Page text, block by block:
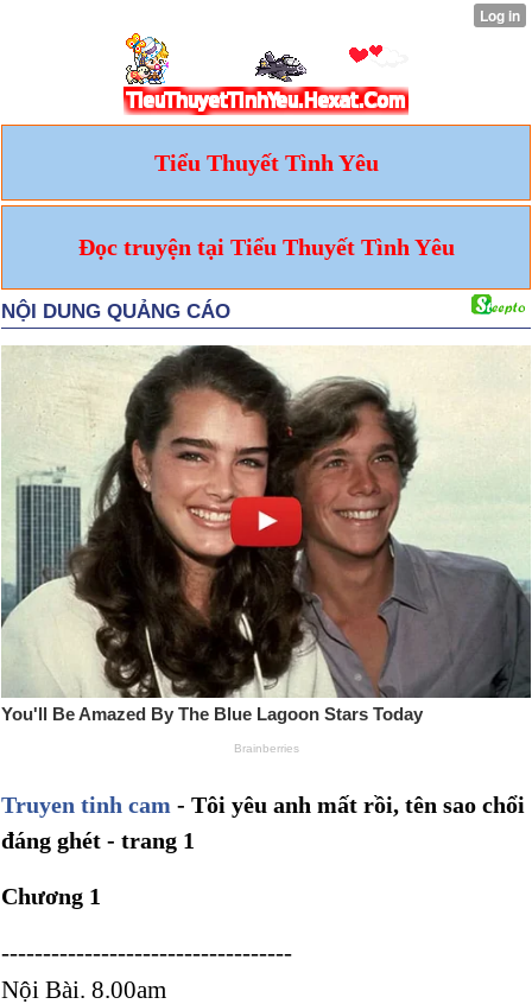
Tiểu Thuyết Tình Yêu
Đọc truyện tại Tiểu Thuyết Tình Yêu
Truyen tinh cam - Tôi yêu anh mất rồi, tên sao chổi
đáng ghét - trang 1
Chương 1
-----------------------------------
Nội Bài. 8.00am